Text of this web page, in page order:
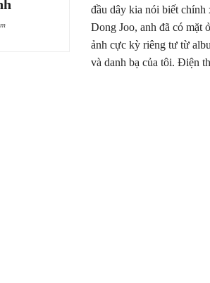
đầu dây kia nói biết chính
Dong Joo, anh đã có mặt
ảnh cực kỳ riêng tư từ
và danh bạ của tôi. Điện